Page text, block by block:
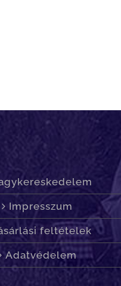
Impresszum
feltételek
Adatvédelem